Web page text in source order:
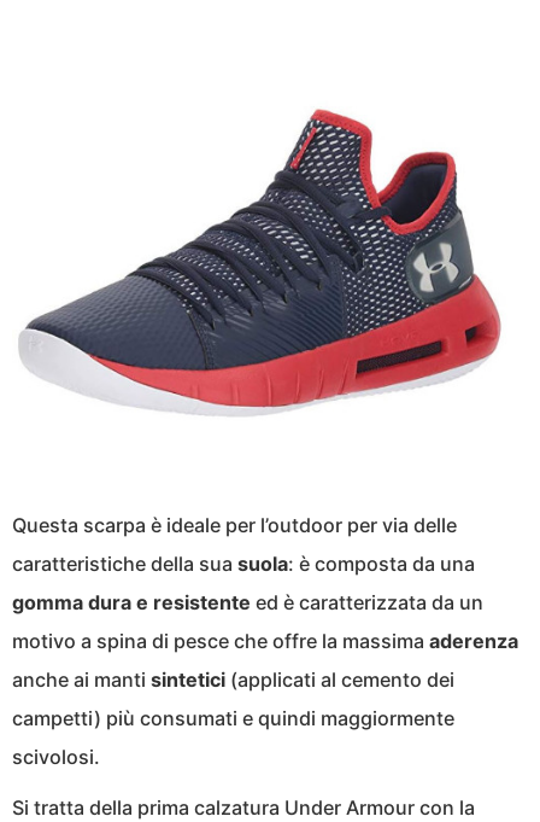
Questa scarpa è ideale per l’outdoor per via delle
caratteristiche della sua suola: è composta da una
gomma dura e resistente ed è caratterizzata da un
motivo a spina di pesce che offre la massima aderenza
anche ai manti sintetici (applicati al cemento dei
campetti) più consumati e quindi maggiormente
scivolosi.
Si tratta della prima calzatura Under Armour con la